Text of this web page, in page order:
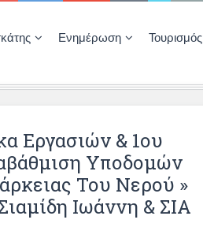
Ενημέρωση Τουρισμός
Εργασιών & 1ου
Υποδομών
Του Νερού »
Ιωάννη & ΣΙΑ